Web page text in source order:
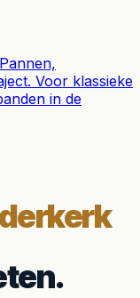
Voor klassieke
in de